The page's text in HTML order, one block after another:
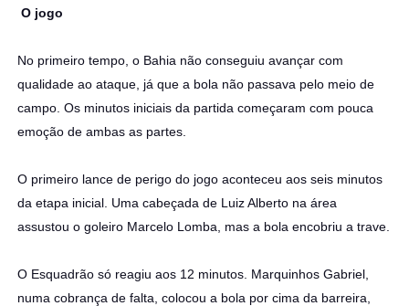
O jogo
No primeiro tempo, o Bahia não conseguiu avançar com
qualidade ao ataque, já que a bola não passava pelo meio de
campo. Os minutos iniciais da partida começaram com pouca
emoção de ambas as partes.
O primeiro lance de perigo do jogo aconteceu aos seis minutos
da etapa inicial. Uma cabeçada de Luiz Alberto na área
assustou o goleiro Marcelo Lomba, mas a bola encobriu a trave.
O Esquadrão só reagiu aos 12 minutos. Marquinhos Gabriel,
numa cobrança de falta, colocou a bola por cima da barreira,